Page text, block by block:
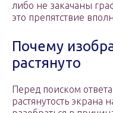
либо не закачаны
это препятствие
Почему
растянуто
Перед поиском
растянутость экрана